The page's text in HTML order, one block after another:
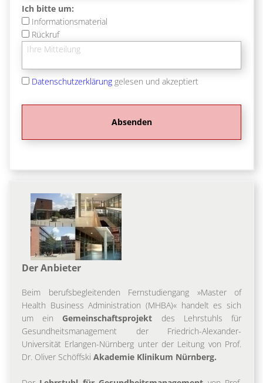
Ich bitte um:
Informationsmaterial
Rückruf
Datenschutzerklärung gelesen und akzeptiert
Der Anbieter
Beim berufsbegleitenden Fernstudiengang »Master of
Health Business Administration (MHBA)« handelt es sich
um ein Gemeinschaftsprojekt des Lehrstuhls für
Gesundheitsmanagement der Friedrich-Alexander-
Universität Erlangen-Nürnberg unter der Leitung von Prof.
Dr. Oliver Schöffski Akademie Klinikum Nürnberg.